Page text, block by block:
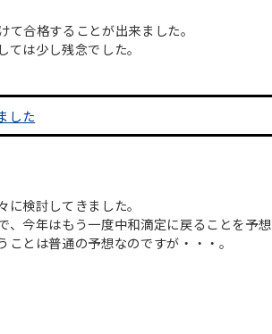
合格することが出来ました。
は少し残念でした。
した
検討してきました。
、今年はもう一度中和滴定に戻ることを予想
とは普通の予想なのですが・・・。